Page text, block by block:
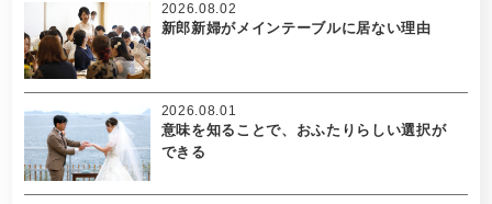
新郎新婦がメインテーブルに居ない理由
2026.08.02
意味を知ることで、おふたりらしい選択が
できる
2026.08.01